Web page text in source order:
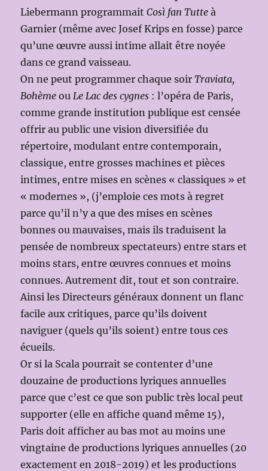
Liebermann programmaitCosì fan Tutte à
Garnier (même avec Josef Krips en fosse) parce
qu’une œuvre aussi intime allait être noyée
dans ce grand vaisseau.
On ne peut programmer chaque soirTraviata,
Bohème ou Le Lac des cygnes : l’opéra de Paris,
comme grande institution publique est censée
offrir au public une vision diversifiée du
répertoire, modulant entre contemporain,
classique, entre grosses machines et pièces
intimes, entre mises en scènes « classiques » et
« modernes », (j’emploie ces mots à regret
parce qu’il n’y a que des mises en scènes
bonnes ou mauvaises, mais ils traduisent la
pensée de nombreux spectateurs) entre stars et
moins stars, entre œuvres connues et moins
connues. Autrement dit, tout et son contraire.
Ainsi les Directeurs généraux donnent un flanc
facile aux critiques, parce qu’ils doivent
naviguer (quels qu’ils soient) entre tous ces
écueils.
Or si la Scala pourrait se contenter d’une
douzaine de productions lyriques annuelles
parce que c’est ce que son public très local peut
supporter (elle en affiche quand même 15),
Paris doit afficher au bas mot au moins une
vingtaine de productions lyriques annuelles (20
exactement en 2018-2019) et les productions